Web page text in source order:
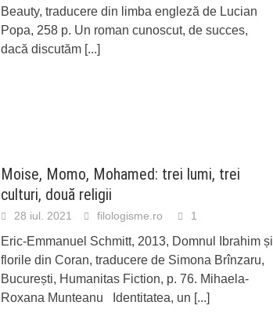
Beauty, traducere din limba engleză de Lucian
Popa, 258 p. Un roman cunoscut, de succes,
dacă discutăm [...]
Moise, Momo, Mohamed: trei lumi, trei
culturi, două religii
28 iul. 2021 filologisme.ro 1
Eric-Emmanuel Schmitt, 2013, Domnul Ibrahim și
florile din Coran, traducere de Simona Brînzaru,
București, Humanitas Fiction, p. 76. Mihaela-
Roxana Munteanu Identitatea, un [...]